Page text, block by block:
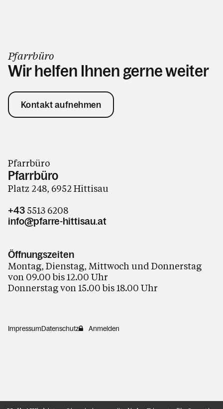
Pfarrbüro
Wir helfen Ihnen gerne weiter
Kontakt aufnehmen
Pfarrbüro
Pfarrbüro
Platz 248, 6952 Hittisau
+43 5513 6208
info@pfarre-hittisau.at
Öffnungszeiten
Montag, Dienstag, Mittwoch und Donnerstag
von 09.00 bis 12.00 Uhr
Donnerstag von 15.00 bis 18.00 Uhr
ImpressumDatenschutz Anmelden